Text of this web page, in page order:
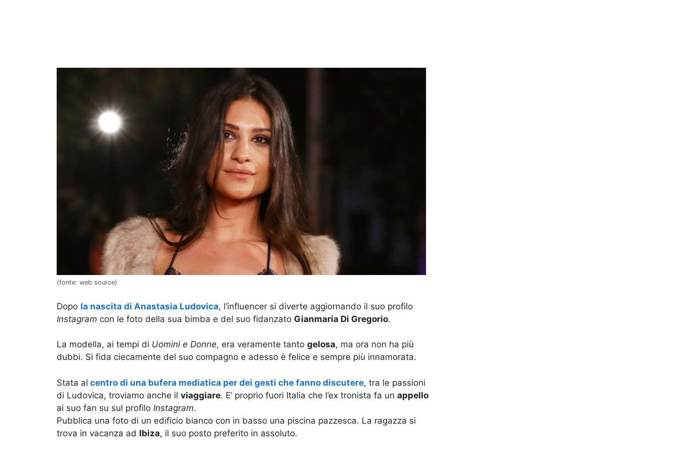
(fonte: web source)
Dopo la nascita di Anastasia Ludovica, l’influencer si diverte aggiornando il suo profilo
Instagram con le foto della sua bimba e del suo fidanzato Gianmaria Di Gregorio.
La modella, ai tempi di Uomini e Donne, era veramente tanto gelosa, ma ora non ha più
dubbi. Si fida ciecamente del suo compagno e adesso è felice e sempre più innamorata.
Stata al centro di una bufera mediatica per dei gesti che fanno discutere, tra le passioni
di Ludovica, troviamo anche il viaggiare. E’ proprio fuori Italia che l’ex tronista fa un appello
ai suo fan su sul profilo Instagram.
Pubblica una foto di un edificio bianco con in basso una piscina pazzesca. La ragazza si
trova in vacanza ad Ibiza, il suo posto preferito in assoluto.